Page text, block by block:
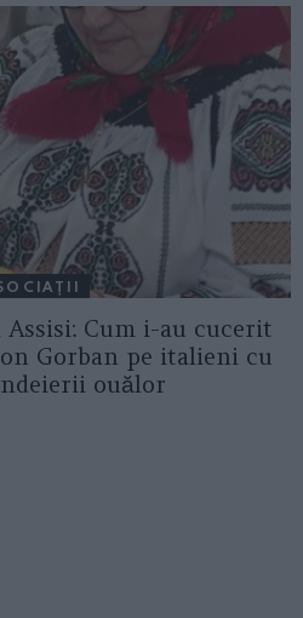
Cum i-au cucerit
Gorban pe italieni cu
ouălor